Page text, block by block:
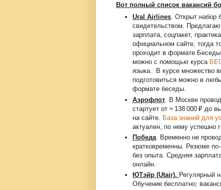
Вот полный список вакансий
Ural Airlines. Открыт набор
свидетельством.
зарплата, соцпакет,
официальном сайте, тогда
проходит в формате
можно с помощью курса
языка. В курсе множество
подготовиться можно в
формате беседы.
Аэрофлот . В Москве
стартует от ≈ 138 000 ₽ до
на сайте.
База знаний для
актуален, по нему успешно
Победа. Временно не
кратковременны. Резюме
без опыта. Средняя
онлайн.
ЮТэйр (Utair). Регулярный
Обучение бесплатно;